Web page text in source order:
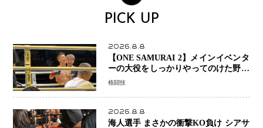
PICK UP
2026.8.8
【ONE SAMURAI 2】メインイベンタ
ーの大役をしっかりやってのけた野杁
正明が衝撃のリベンジ！ リウ・メン
ーで完全決着
格闘技
2026.8.8
海人選手 まさかの衝撃KO負け シアサ